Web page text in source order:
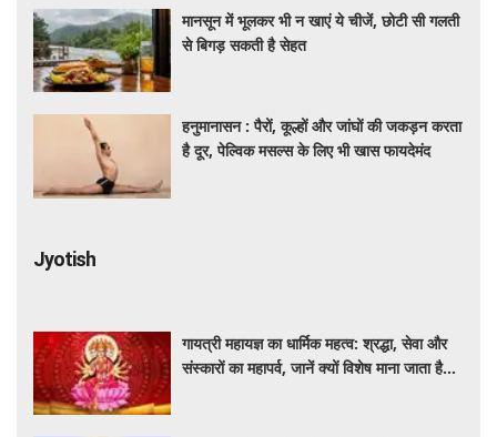
मानसून में भूलकर भी न खाएं ये चीजें, छोटी सी गलती
से बिगड़ सकती है सेहत
हनुमानासन : पैरों, कूल्हों और जांघों की जकड़न करता
है दूर, पेल्विक मसल्स के लिए भी खास फायदेमंद
Jyotish
गायत्री महायज्ञ का धार्मिक महत्व: श्रद्धा, सेवा और
संस्कारों का महापर्व, जानें क्यों विशेष माना जाता है